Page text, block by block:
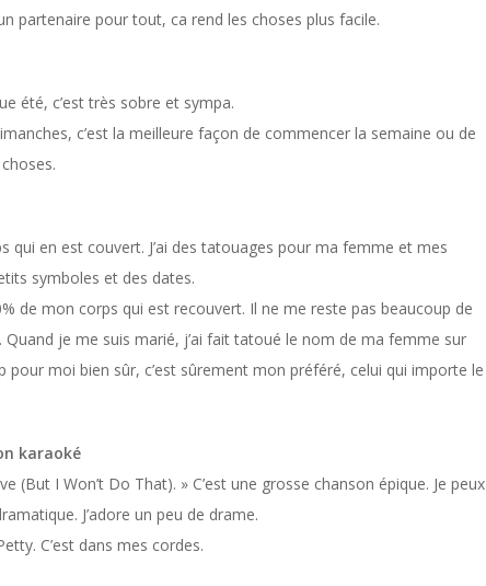
partenaire pour tout, ca rend les choses plus facile.
été, c’est très sobre et sympa.
c’est la meilleure façon de commencer la semaine ou de
qui en est couvert. J’ai des tatouages pour ma femme et mes
symboles et des dates.
de mon corps qui est recouvert. Il ne me reste pas beaucoup de
Quand je me suis marié, j’ai fait tatoué le nom de ma femme sur
pour moi bien sûr, c’est sûrement mon préféré, celui qui importe le
karaoké
(But I Won’t Do That). » C’est une grosse chanson épique. Je peux
J’adore un peu de drame.
C’est dans mes cordes.